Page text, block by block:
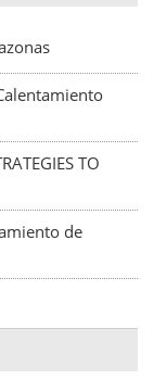
TO
de